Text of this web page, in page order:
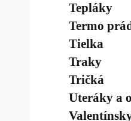
Tepláky
Termo
Tielka
Traky
Tričká
Uteráky a